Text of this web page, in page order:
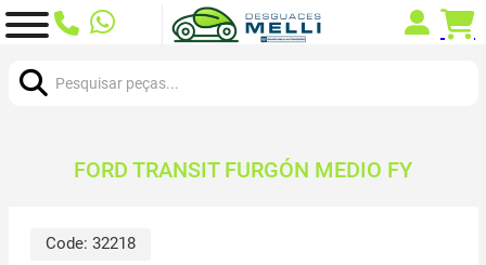
FORD TRANSIT FURGÓN MEDIO FY
Code: 32218